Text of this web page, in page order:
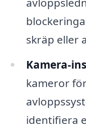
skräp eller
Kamera-
kameror
identifiera